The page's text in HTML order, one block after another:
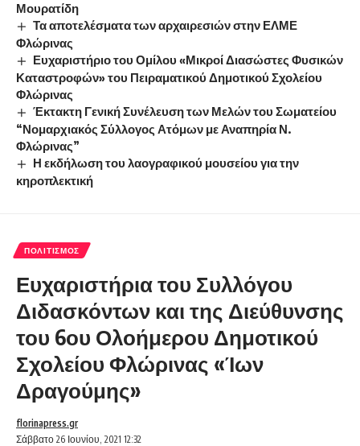
Μουρατίδη
Τα αποτελέσματα των αρχαιρεσιών στην ΕΛΜΕ
Φλώρινας
Ευχαριστήριο του Ομίλου «Μικροί Διασώστες Φυσικών
Καταστροφών» του Πειραματικού Δημοτικού Σχολείου
Φλώρινας
Έκτακτη Γενική Συνέλευση των Μελών του Σωματείου
“Νομαρχιακός Σύλλογος Ατόμων με Αναπηρία Ν.
Φλώρινας”
Η εκδήλωση του λαογραφικού μουσείου για την
κηροπλεκτική
ΠΟΛΙΤΙΣΜΌΣ
Ευχαριστήρια του Συλλόγου
Διδασκόντων και της Διεύθυνσης
του 6ου Ολοήμερου Δημοτικού
Σχολείου Φλώρινας «Ίων
Δραγούμης»
Σάββατο 26 Ιουνίου, 2021 12:32
florinapress.gr